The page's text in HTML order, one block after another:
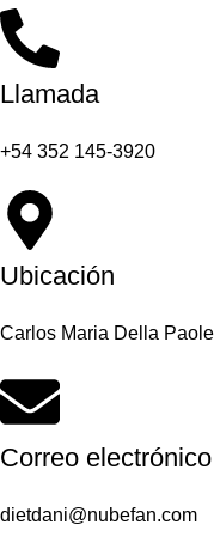
Llamada
+54 352 145-3920
Ubicación
Carlos Maria Della
Correo electrónico
dietdani@nubefan.com